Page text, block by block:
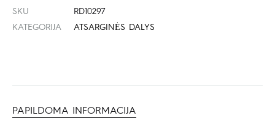
SKU
RD10297
KATEGORIJA
ATSARGINĖS DALYS
PAPILDOMA INFORMACIJA